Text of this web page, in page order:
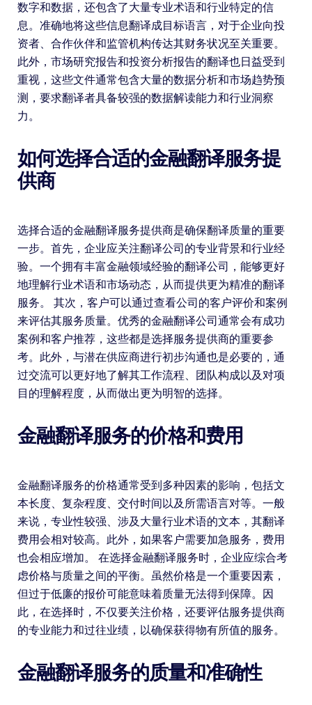
数字和数据，还包含了大量专业术语和行业特定的信
息。准确地将这些信息翻译成目标语言，对于企业向投
资者、合作伙伴和监管机构传达其财务状况至关重要。
此外，市场研究报告和投资分析报告的翻译也日益受到
重视，这些文件通常包含大量的数据分析和市场趋势预
测，要求翻译者具备较强的数据解读能力和行业洞察
力。
如何选择合适的金融翻译服务提
供商
选择合适的金融翻译服务提供商是确保翻译质量的重要
一步。首先，企业应关注翻译公司的专业背景和行业经
验。一个拥有丰富金融领域经验的翻译公司，能够更好
地理解行业术语和市场动态，从而提供更为精准的翻译
服务。 其次，客户可以通过查看公司的客户评价和案例
来评估其服务质量。优秀的金融翻译公司通常会有成功
案例和客户推荐，这些都是选择服务提供商的重要参
考。此外，与潜在供应商进行初步沟通也是必要的，通
过交流可以更好地了解其工作流程、团队构成以及对项
目的理解程度，从而做出更为明智的选择。
金融翻译服务的价格和费用
金融翻译服务的价格通常受到多种因素的影响，包括文
本长度、复杂程度、交付时间以及所需语言对等。一般
来说，专业性较强、涉及大量行业术语的文本，其翻译
费用会相对较高。此外，如果客户需要加急服务，费用
也会相应增加。 在选择金融翻译服务时，企业应综合考
虑价格与质量之间的平衡。虽然价格是一个重要因素，
但过于低廉的报价可能意味着质量无法得到保障。因
此，在选择时，不仅要关注价格，还要评估服务提供商
的专业能力和过往业绩，以确保获得物有所值的服务。
金融翻译服务的质量和准确性